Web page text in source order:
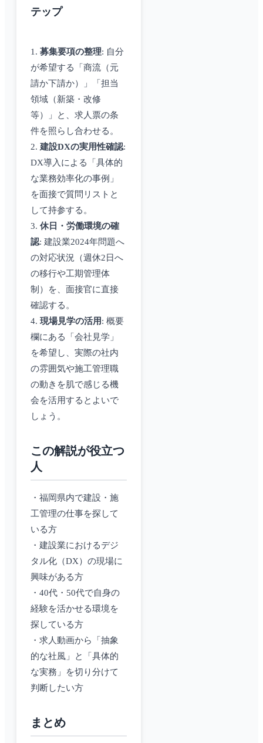
テップ
1. 募集要項の整理: 自分
が希望する「商流（元
請か下請か）」「担当
領域（新築・改修
等）」と、求人票の条
件を照らし合わせる。
2. 建設DXの実用性確認:
DX導入による「具体的
な業務効率化の事例」
を面接で質問リストと
して持参する。
3. 休日・労働環境の確
認: 建設業2024年問題へ
の対応状況（週休2日へ
の移行や工期管理体
制）を、面接官に直接
確認する。
4. 現場見学の活用: 概要
欄にある「会社見学」
を希望し、実際の社内
の雰囲気や施工管理職
の動きを肌で感じる機
会を活用するとよいで
しょう。
この解説が役立つ
人
・福岡県内で建設・施
工管理の仕事を探して
いる方
・建設業におけるデジ
タル化（DX）の現場に
興味がある方
・40代・50代で自身の
経験を活かせる環境を
探している方
・求人動画から「抽象
的な社風」と「具体的
な実務」を切り分けて
判断したい方
まとめ